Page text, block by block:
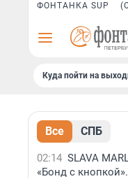
ФОНТАНКА SUP
Куда пойти на
Все СПБ
02:14 SLAVA
«Бонд с